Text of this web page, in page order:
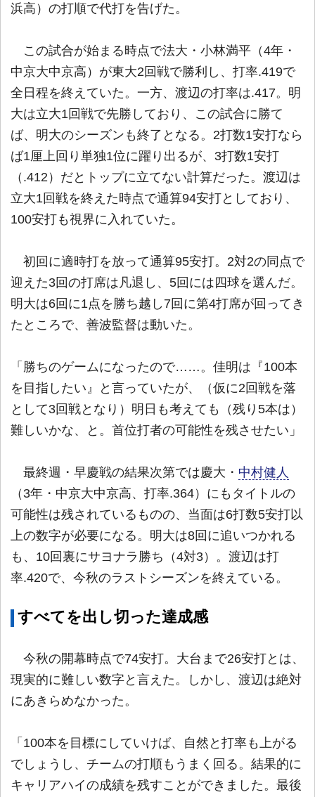
浜高）の打順で代打を告げた。
この試合が始まる時点で法大・小林満平（4年・
中京大中京高）が東大2回戦で勝利し、打率.419で
全日程を終えていた。一方、渡辺の打率は.417。明
大は立大1回戦で先勝しており、この試合に勝て
ば、明大のシーズンも終了となる。2打数1安打なら
ば1厘上回り単独1位に躍り出るが、3打数1安打
（.412）だとトップに立てない計算だった。渡辺は
立大1回戦を終えた時点で通算94安打としており、
100安打も視界に入れていた。
初回に適時打を放って通算95安打。2対2の同点で
迎えた3回の打席は凡退し、5回には四球を選んだ。
明大は6回に1点を勝ち越し7回に第4打席が回ってき
たところで、善波監督は動いた。
「勝ちのゲームになったので……。佳明は『100本
を目指したい』と言っていたが、（仮に2回戦を落
として3回戦となり）明日も考えても（残り5本は）
難しいかな、と。首位打者の可能性を残させたい」
最終週・早慶戦の結果次第では慶大・ 中村健人
（3年・中京大中京高、打率.364）にもタイトルの
可能性は残されているものの、当面は6打数5安打以
上の数字が必要になる。明大は8回に追いつかれる
も、10回裏にサヨナラ勝ち（4対3）。渡辺は打
率.420で、今秋のラストシーズンを終えている。
すべてを出し切った達成感
今秋の開幕時点で74安打。大台まで26安打とは、
現実的に難しい数字と言えた。しかし、渡辺は絶対
にあきらめなかった。
「100本を目標にしていけば、自然と打率も上がる
でしょうし、チームの打順もうまく回る。結果的に
キャリアハイの成績を残すことができました。最後